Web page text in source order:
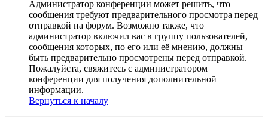
Администратор конференции может решить, что
сообщения требуют предварительного просмотра перед
отправкой на форум. Возможно также, что
администратор включил вас в группу пользователей,
сообщения которых, по его или её мнению, должны
быть предварительно просмотрены перед отправкой.
Пожалуйста, свяжитесь с администратором
конференции для получения дополнительной
информации.
Вернуться к началу